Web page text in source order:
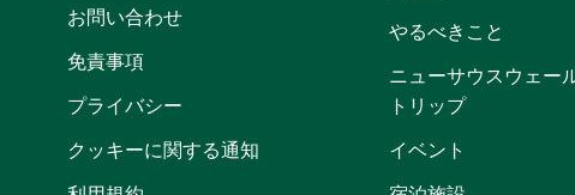
お問い合わせ
免責事項
プライバシー
クッキーに関する通知
やるべきこと
ニューサウスウェー
トリップ
イベント